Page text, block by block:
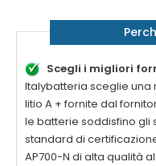
Scegli i migliori
Italybatteria sceglie
litio A + fornite dal
le batterie soddisfino gli
standard di
AP700-N di alta qualità